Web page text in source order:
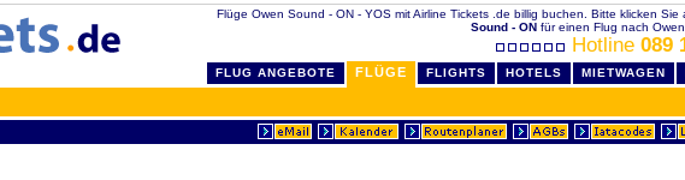
Flüge Owen Sound - ON - YOS mit Airline Tickets .de billig buchen. Bitte klicken Sie
Sound - ON für einen Flug nach
Hotline 089
FLUG ANGEBOTE FLÜGE FLIGHTS HOTELS MIETWAGEN